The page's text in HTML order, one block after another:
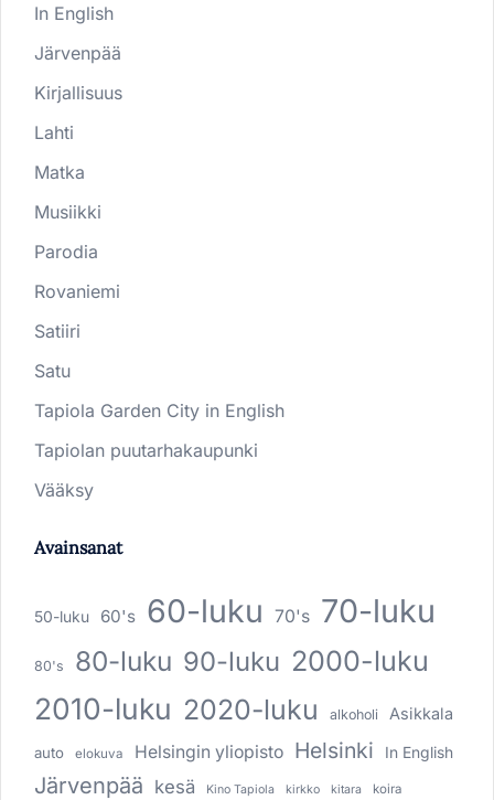
In English
Järvenpää
Kirjallisuus
Lahti
Matka
Musiikki
Parodia
Rovaniemi
Satiiri
Satu
Tapiola Garden City in English
Tapiolan puutarhakaupunki
Vääksy
Avainsanat
50-luku 60's 60-luku 70's 70-luku
80's 80-luku 90-luku 2000-luku
2010-luku 2020-luku alkoholi Asikkala
auto elokuva Helsingin yliopisto Helsinki In English
Järvenpää kesä Kino Tapiola kirkko kitara koira